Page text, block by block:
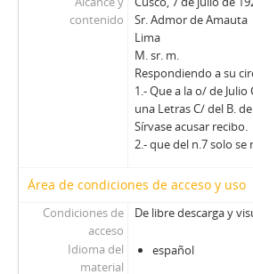
contenido
Sr. Admor de Amauta
Lima
M. sr. m.
Respondiendo a su
1.- Que a la o/ de
una Letras C/ del B.
Sírvase acusar recibo.
2.- que del n.7 solo se
Área de condiciones de acceso y uso
Condiciones de
acceso
De libre descarga y
Idioma del
material
español